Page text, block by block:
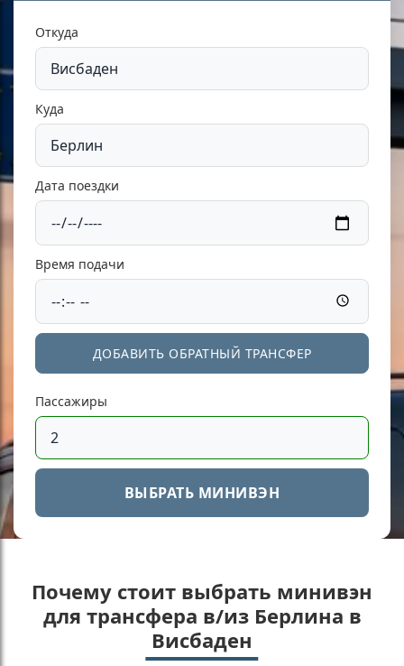
Откуда
Куда
Дата поездки
Время подачи
ДОБАВИТЬ ОБРАТНЫЙ ТРАНСФЕР
Пассажиры
ВЫБРАТЬ МИНИВЭН
Почему стоит выбрать минивэн
для трансфера в/из Берлина в
Висбаден